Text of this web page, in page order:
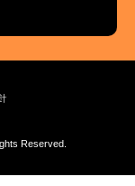
Reserved.